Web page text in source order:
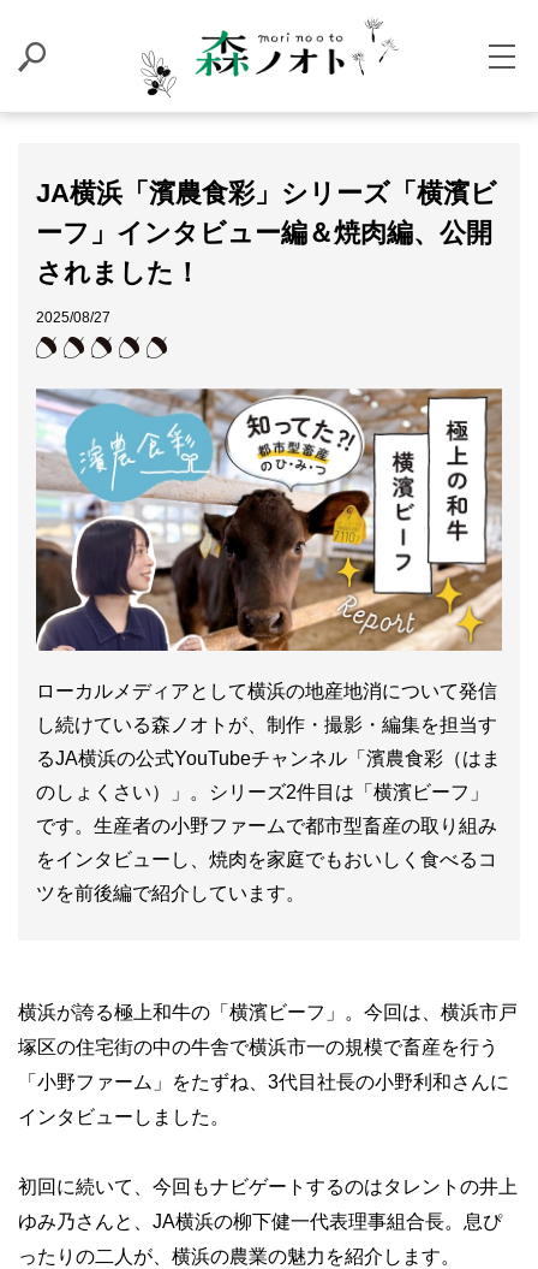
JA横浜「濱農食彩」シリーズ「横濱ビ
ーフ」インタビュー編＆焼肉編、公開
されました！
2025/08/27
ローカルメディアとして横浜の地産地消について発信
し続けている森ノオトが、制作・撮影・編集を担当す
るJA横浜の公式YouTubeチャンネル「濱農食彩（はま
のしょくさい）」。シリーズ2件目は「横濱ビーフ」
です。生産者の小野ファームで都市型畜産の取り組み
をインタビューし、焼肉を家庭でもおいしく食べるコ
ツを前後編で紹介しています。
横浜が誇る極上和牛の「横濱ビーフ」。今回は、横浜市戸
塚区の住宅街の中の牛舎で横浜市一の規模で畜産を行う
「小野ファーム」をたずね、3代目社長の小野利和さんに
インタビューしました。
初回に続いて、今回もナビゲートするのはタレントの井上
ゆみ乃さんと、JA横浜の柳下健一代表理事組合長。息ぴ
ったりの二人が、横浜の農業の魅力を紹介します。